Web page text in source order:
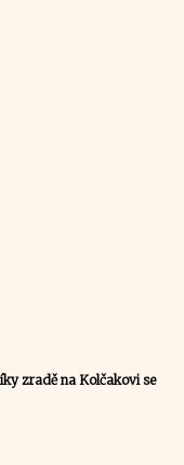
zradě na Kolčakovi se